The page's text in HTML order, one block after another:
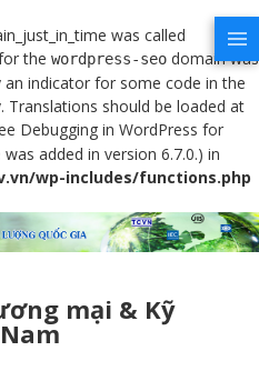
was called
the wordpress-seo domain was
indicator for some code in the
should be loaded at
Debugging in WordPress for
added in version 6.7.0.) in
wp-includes/functions.php
mại & Kỹ